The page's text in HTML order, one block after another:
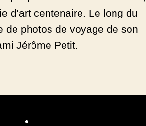
d’art centenaire. Le long du
de photos de voyage de son
Jérôme Petit.